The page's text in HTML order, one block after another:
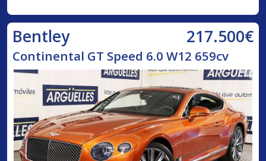
Bentley 217.500€
Continental GT Speed 6.0 W12 659cv